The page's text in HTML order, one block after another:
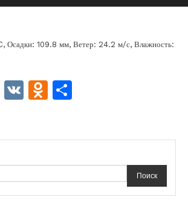
Осадки: 109.8 мм, Ветер: 24.2 м/с, Влажность:
Telegram
VK Odnoklassniki
Поиск